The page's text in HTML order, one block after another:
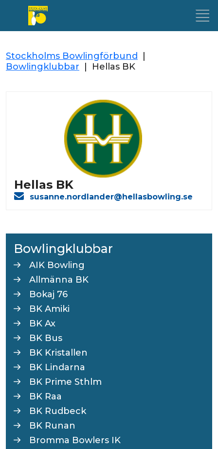
Bowlingklubbar
AIK Bowling
Allmänna BK
Bokaj 76
BK Amiki
BK Ax
BK Bus
BK Kristallen
BK Lindarna
BK Prime Sthlm
BK Raa
BK Rudbeck
BK Runan
Bromma Bowlers IK
Stockholms Bowlingförbund
Bowlingklubbar
Hellas BK
Hellas BK
susanne.nordlander@hellasbowling.se